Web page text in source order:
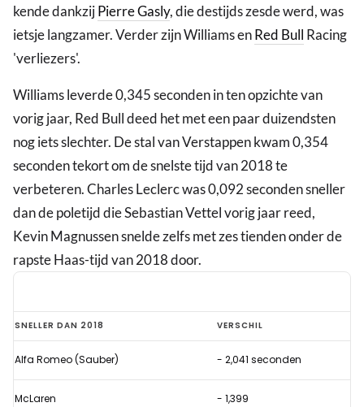
kende dankzijPierre Gasly, die destijds zesde werd, was
ietsje langzamer. Verder zijn Williams enRed Bull Racing
'verliezers'.
Williams leverde 0,345 seconden in ten opzichte van
vorig jaar, Red Bull deed het met een paar duizendsten
nog iets slechter. De stal van Verstappen kwam 0,354
seconden tekort om de snelste tijd van 2018 te
verbeteren. Charles Leclerc was 0,092 seconden sneller
dan de poletijd die Sebastian Vettel vorig jaar reed,
Kevin Magnussen snelde zelfs met zes tienden onder de
rapste Haas-tijd van 2018 door.
Red
Bull
levert
in
SNELLER DAN 2018 VERSCHIL
Alfa Romeo (Sauber) - 2,041 seconden
McLaren - 1,399